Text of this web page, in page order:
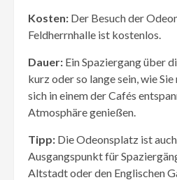
Kosten: Der Besuch der
Feldherrnhalle ist kostenlos.
Dauer: Ein Spaziergang über
kurz oder so lange sein, wie
sich in einem der Cafés
Atmosphäre genießen.
Tipp: Die Odeonsplatz ist
Ausgangspunkt für
Altstadt oder den Englischen